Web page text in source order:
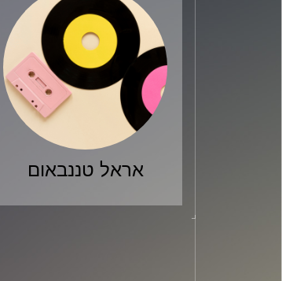
אראל טננבאום